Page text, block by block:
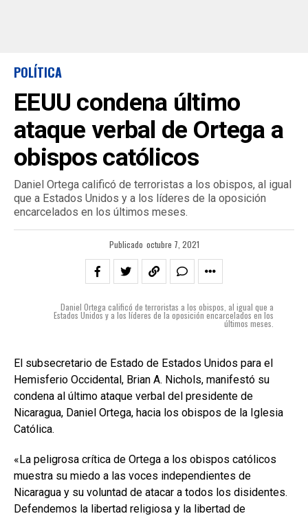
POLÍTICA
EEUU condena último
ataque verbal de Ortega a
obispos católicos
Daniel Ortega calificó de terroristas a los obispos, al igual
que a Estados Unidos y a los líderes de la oposición
encarcelados en los últimos meses.
Publicado octubre 7, 2021
Daniel Ortega calificó de terroristas a los obispos, al igual que a
Estados Unidos y a los líderes de la oposición encarcelados en los
últimos meses.
El subsecretario de Estado de Estados Unidos para el
Hemisferio Occidental, Brian A. Nichols, manifestó su
condena al último ataque verbal del presidente de
Nicaragua, Daniel Ortega, hacia los obispos de la Iglesia
Católica.
«La peligrosa crítica de Ortega a los obispos católicos
muestra su miedo a las voces independientes de
Nicaragua y su voluntad de atacar a todos los disidentes.
Defendemos la libertad religiosa y la libertad de